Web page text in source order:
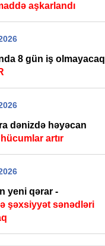
aşkarlandı
8 gün iş olmayacaq
dənizdə həyəcan
hücumlar artır
yeni qərar -
şəxsiyyət sənədləri